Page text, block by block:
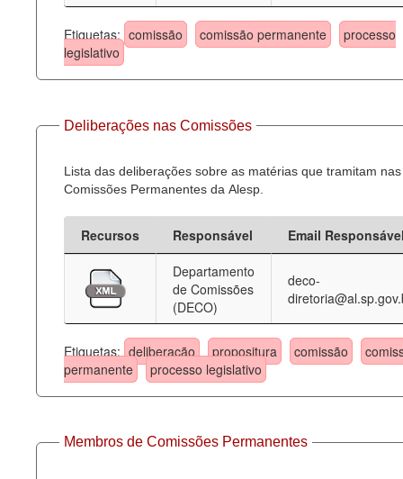
Etiquetas: comissão comissão permanente
processo
legislativo
Deliberações nas Comissões
Lista das deliberações sobre as matérias que tramitam nas
Comissões Permanentes da Alesp.
Recursos Responsável
Email
Departamento
de Comissões
(DECO)
deco-
Etiquetas: deliberação propositura comissão
permanente
processo legislativo
Membros de Comissões Permanentes